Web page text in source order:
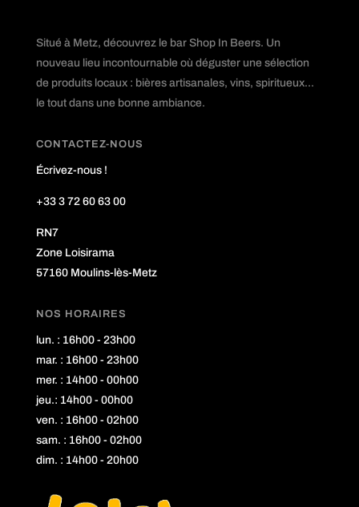
Situé à Metz, découvrez le bar Shop In Beers. Un
nouveau lieu incontournable où déguster une sélection
de produits locaux : bières artisanales, vins, spiritueux...
le tout dans une bonne ambiance.
CONTACTEZ-NOUS
Écrivez-nous !
+33 3 72 60 63 00
RN7
Zone Loisirama
57160 Moulins-lès-Metz
NOS HORAIRES
lun. : 16h00 - 23h00
mar. : 16h00 - 23h00
mer. : 14h00 - 00h00
jeu.: 14h00 - 00h00
ven. : 16h00 - 02h00
sam. : 16h00 - 02h00
dim. : 14h00 - 20h00